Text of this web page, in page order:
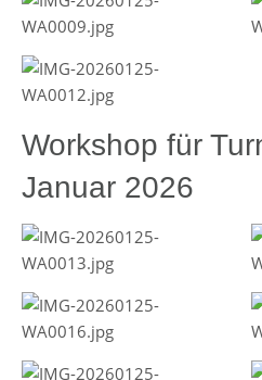
Workshop für
Januar 2026